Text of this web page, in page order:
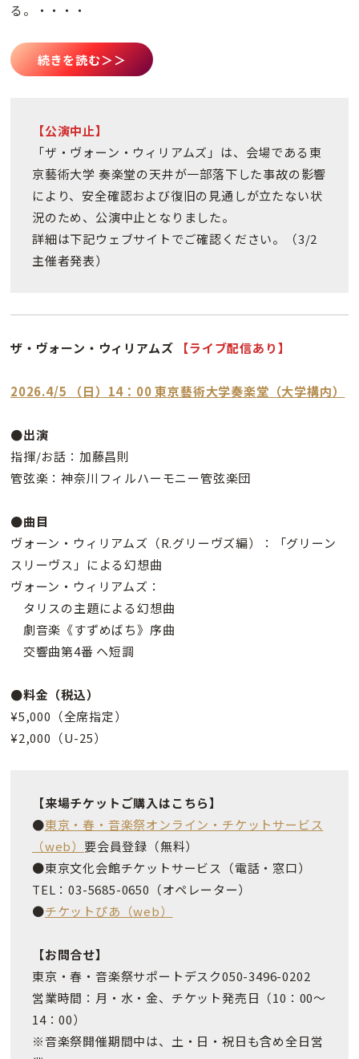
る。・・・・
続きを読む＞＞
【公演中止】
「ザ・ヴォーン・ウィリアムズ」は、会場である東
京藝術大学 奏楽堂の天井が一部落下した事故の影響
により、安全確認および復旧の見通しが立たない状
況のため、公演中止となりました。
詳細は下記ウェブサイトでご確認ください。（3/2
主催者発表）
ザ・ヴォーン・ウィリアムズ 【ライブ配信あり】
2026.4/5 （日）14：00 東京藝術大学奏楽堂（大学構内）
●出演
指揮/お話：加藤昌則
管弦楽：神奈川フィルハーモニー管弦楽団
●曲目
ヴォーン・ウィリアムズ（R.グリーヴズ編）：「グリーン
スリーヴス」による幻想曲
ヴォーン・ウィリアムズ：
タリスの主題による幻想曲
劇音楽《すずめばち》序曲
交響曲第4番 ヘ短調
●料金（税込）
¥5,000（全席指定）
¥2,000（U-25）
【来場チケットご購入はこちら】
●東京・春・音楽祭オンライン・チケットサービス
（web） 要会員登録（無料）
●東京文化会館チケットサービス（電話・窓口）
TEL：03-5685-0650（オペレーター）
●チケットぴあ（web）
【お問合せ】
東京・春・音楽祭サポートデスク050-3496-0202
営業時間：月・水・金、チケット発売日（10：00～
14：00）
※音楽祭開催期間中は、土・日・祝日も含め全日営